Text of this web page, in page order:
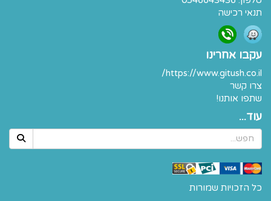
תנאי רכישה
עקבו אחרינו
https://www.gitush.co.il/
צרו קשר
שתפו אותנו!
עוד...
כל הזכויות שמורות